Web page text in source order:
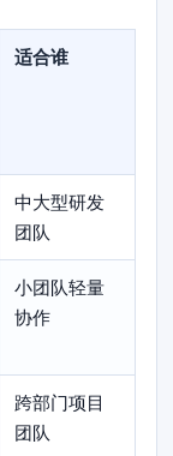
适合谁
中大型研发
团队
小团队轻量
协作
跨部门项目
团队